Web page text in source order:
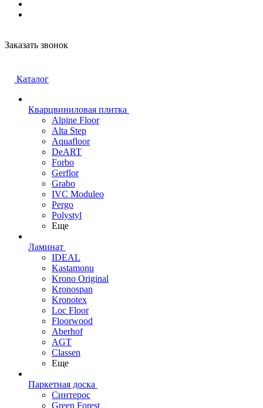
Заказать звонок
Каталог
Кварцвиниловая плитка
Alpine Floor
Alta Step
Aquafloor
DeART
Forbo
Gerflor
Grabo
IVC Moduleo
Pergo
Polystyl
Еще
Ламинат
IDEAL
Kastamonu
Krono Original
Kronospan
Kronotex
Loc Floor
Floorwood
Aberhof
AGT
Classen
Еще
Паркетная доска
Синтерос
Green Forest